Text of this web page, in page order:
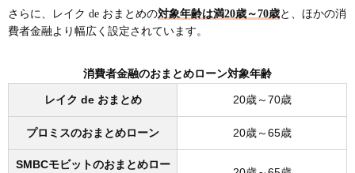
さらに、レイク de おまとめの対象年齢は満20歳～70歳と、ほかの消
費者金融より幅広く設定されています。
消費者金融のおまとめローン対象年齢
レイク de おまとめ 20歳～70歳
プロミスのおまとめローン 20歳～65歳
SMBCモビットのおまとめロー